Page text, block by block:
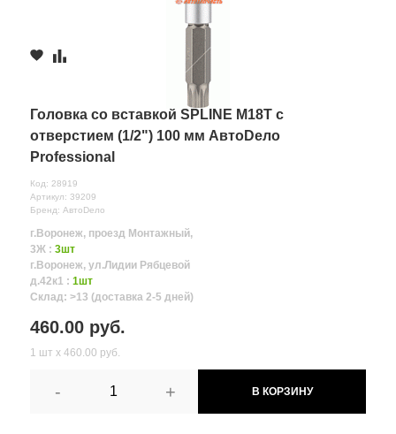
Головка со вставкой SPLINE М18Т с
отверстием (1/2") 100 мм АвтоDело
Professional
Код: 28919
Артикул: 39209
Бренд: АвтоDело
г.Воронеж, проезд Монтажный,
3Ж : 3шт
г.Воронеж, ул.Лидии Рябцевой
д.42к1 : 1шт
Склад: >13 (доставка 2-5 дней)
460.00 руб.
1 шт х 460.00 руб.
- + В КОРЗИНУ